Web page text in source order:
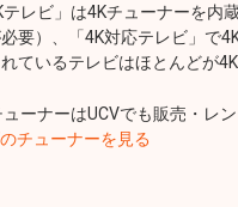
テレビ」は4Kチューナーを
要）、「4K対応テレビ」で
ているテレビはほとんどが4K
ューナーはUCVでも販売・レン
チューナーを見る